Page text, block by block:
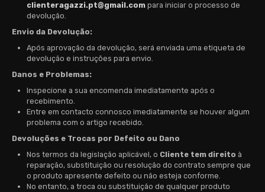
clienteragazzi.pt@gmail.com para iniciar o processo de
devolução.
Envio da Devolução:
Após aprovação da devolução, será enviada uma etiqueta de
devolução e instruções para envio.
Danos e Problemas:
Inspecione a sua encomenda imediatamente após o
recebimento.
Entre em contacto connosco imediatamente se houver algum
problema com o artigo recebido.
Devoluções e Trocas por Defeito ou Dano
Nos termos da legislação aplicável, o Cliente tem direito à
reparação, substituição ou resolução do contrato sempre que
o produto apresente defeito ou não esteja conforme.
No entanto, a troca ou substituição de qualquer produto